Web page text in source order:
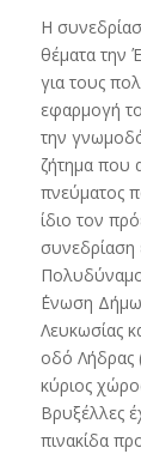
Η
θέματα την
για τους
εφαρμογή
την
ζήτημα που
πνεύματος
ίδιο τον
συνεδρίαση
΄Ενωση
Λευκωσίας
οδό Λήδρας
κύριος
Βρυξέλλες
πινακίδα